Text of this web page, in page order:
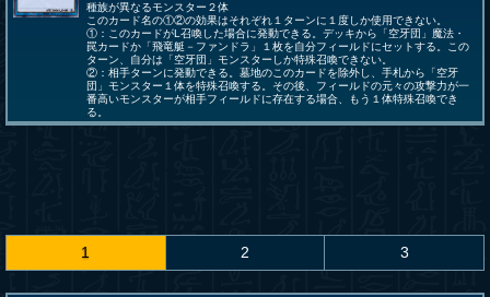
種族が異なるモンスター２体
このカード名の①②の効果はそれぞれ１ターンに１度しか使用できない。
①：このカードがL召喚した場合に発動できる。デッキから「空牙団」魔法・
罠カードか「飛竜艇－ファンドラ」１枚を自分フィールドにセットする。この
ターン、自分は「空牙団」モンスターしか特殊召喚できない。
②：相手ターンに発動できる。墓地のこのカードを除外し、手札から「空牙
団」モンスター１体を特殊召喚する。その後、フィールドの元々の攻撃力が一
番高いモンスターが相手フィールドに存在する場合、もう１体特殊召喚でき
る。
1 2 3